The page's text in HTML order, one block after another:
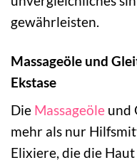
gewährleisten.
Massageöle und
Ekstase
Die Massageöle und
mehr als nur
Elixiere, die die